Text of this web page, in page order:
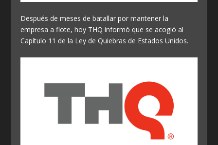
Después de meses de batallar por mantener la
empresa a flote, hoy THQ informó que se acogió al
Capítulo 11 de la Ley de Quiebras de Estados Unidos.